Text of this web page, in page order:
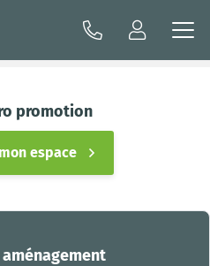
promotion
espace